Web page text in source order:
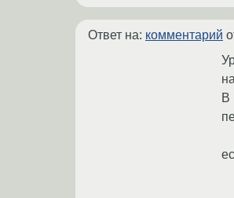
Ответ на: комментарий
В